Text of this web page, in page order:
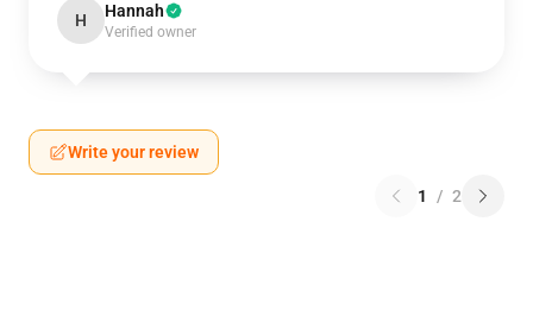
H Hannah
Verified owner
Write your review
1 / 2